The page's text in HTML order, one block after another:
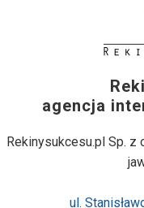
agencja
Rekinysukcesu.pl Sp. z
ul.